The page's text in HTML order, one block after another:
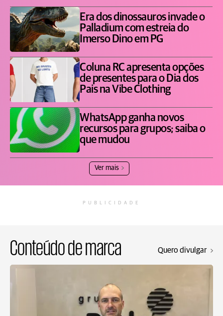
Era dos dinossauros invade o
Palladium com estreia do
Imerso Dino em PG
Coluna RC apresenta opções
de presentes para o Dia dos
Pais na Vibe Clothing
WhatsApp ganha novos
recursos para grupos; saiba o
que mudou
Ver mais
PUBLICIDADE
Conteúdo de marca Quero divulgar